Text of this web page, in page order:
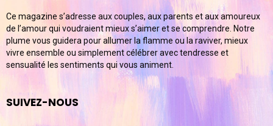
Ce magazine s’adresse aux couples, aux parents et aux amoureux
de l’amour qui voudraient mieux s’aimer et se comprendre. Notre
plume vous guidera pour allumer la flamme ou la raviver, mieux
vivre ensemble ou simplement célébrer avec tendresse et
sensualité les sentiments qui vous animent.
SUIVEZ-NOUS